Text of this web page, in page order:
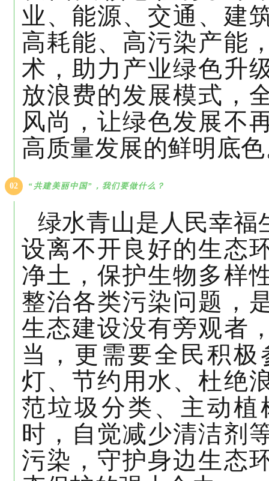
业、能源、交通、建
高耗能、高污染产能
术，助力产业绿色升
放浪费的发展模式，
风尚，让绿色发展不
高质量发展的鲜明底
02 “共建美丽中国”，我们要做什么？
绿水青山是人民幸福
设离不开良好的生态
净土，保护生物多样
整治各类污染问题，
生态建设没有旁观者
当，更需要全民积
灯、节约用水、杜绝
范垃圾分类、主动
时，自觉减少清洁剂
污染，守护身边生态